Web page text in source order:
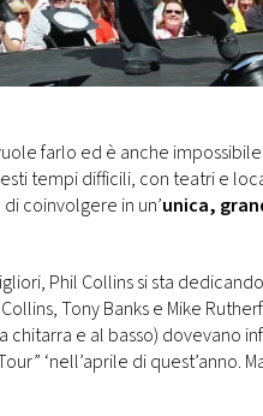
farlo ed è anche
tempi difficili, con teatri e
coinvolgere in un’unica,
Phil Collins si sta
Tony Banks e Mike
e al basso) dovevano
‘nell’aprile di quest’anno.